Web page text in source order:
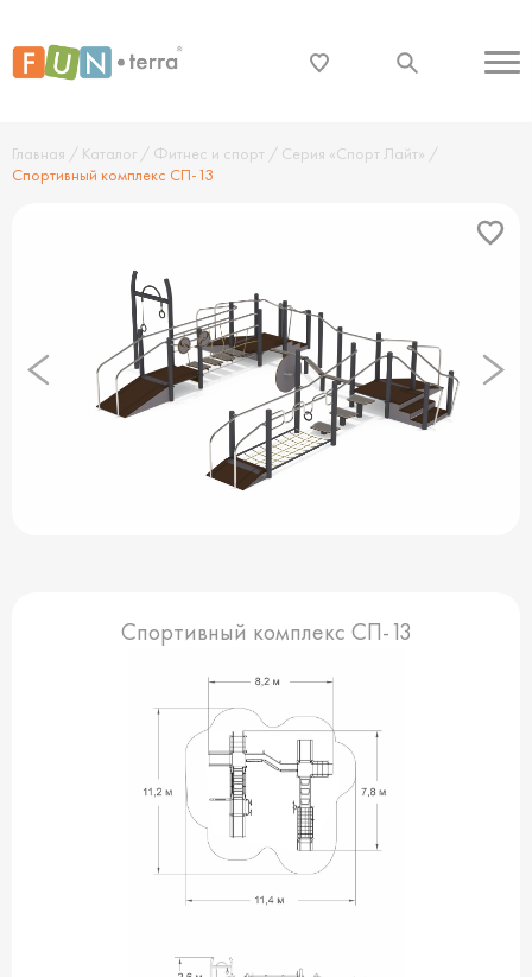
Главная / Каталог / Фитнес и спорт / Серия «Спорт Лайт» /
Спортивный комплекс СП-13
Спортивный комплекс СП-13